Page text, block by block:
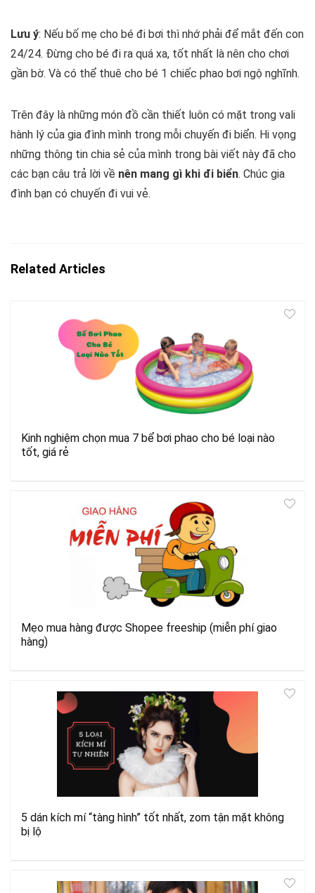
Lưu ý: Nếu bố mẹ cho bé đi bơi thì nhớ phải để mắt đến con
24/24. Đừng cho bé đi ra quá xa, tốt nhất là nên cho chơi
gần bờ. Và có thể thuê cho bé 1 chiếc phao bơi ngộ nghĩnh.
Trên đây là những món đồ cần thiết luôn có mặt trong vali
hành lý của gia đình mình trong mỗi chuyến đi biển. Hi vọng
những thông tin chia sẻ của mình trong bài viết này đã cho
các bạn câu trả lời về nên mang gì khi đi biển. Chúc gia
đình bạn có chuyến đi vui vẻ.
Related Articles
Kinh nghiệm chọn mua 7 bể bơi phao cho bé loại nào
tốt, giá rẻ
Mẹo mua hàng được Shopee freeship (miễn phí giao
hàng)
5 dán kích mí “tàng hình” tốt nhất, zom tận mặt không
bị lộ